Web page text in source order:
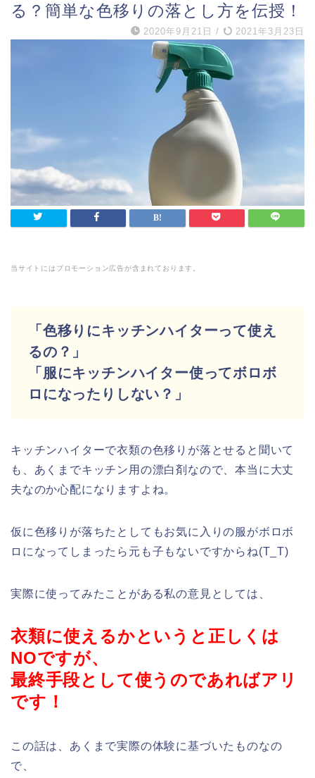
る？簡単な色移りの落とし方を伝授！
2020年9月21日 / 2021年3月23日
当サイトにはプロモーション広告が含まれております。
「色移りにキッチンハイターって使え
るの？」
「服にキッチンハイター使ってボロボ
ロになったりしない？」
キッチンハイターで衣類の色移りが落とせると聞いて
も、あくまでキッチン用の漂白剤なので、本当に大丈
夫なのか心配になりますよね。
仮に色移りが落ちたとしてもお気に入りの服がボロボ
ロになってしまったら元も子もないですからね(T_T)
実際に使ってみたことがある私の意見としては、
衣類に使えるかというと正しくは
NOですが、
最終手段として使うのであればアリ
です！
この話は、あくまで実際の体験に基づいたものなの
で、